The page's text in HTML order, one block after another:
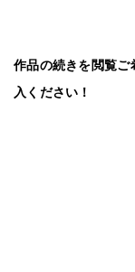
作品の続きを閲覧ご
入ください！